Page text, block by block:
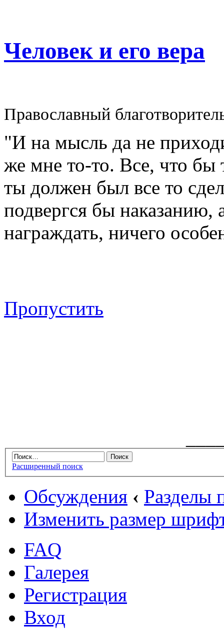
Человек и его вера
Православный
"И на мысль да не
же мне то-то. Все, что
ты должен был все то
подвергся бы наказанию,
награждать, ничего
Пропустить
Расширенный поиск
Обсуждения ‹ Разделы
Изменить размер
FAQ
Галерея
Регистрация
Вход